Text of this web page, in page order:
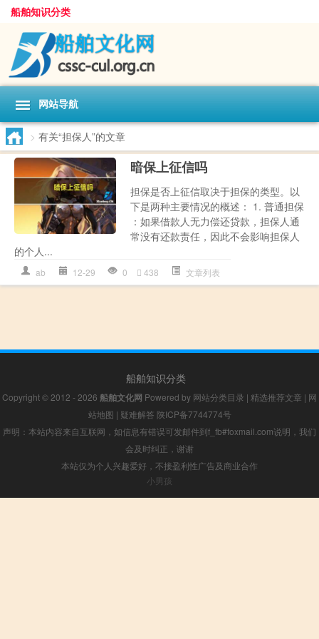
船舶知识分类
网站导航
> 有关“担保人”的文章
暗保上征信吗
担保是否上征信取决于担保的类型。以
下是两种主要情况的概述： 1. 普通担保
：如果借款人无力偿还贷款，担保人通
常没有还款责任，因此不会影响担保人
的个人...
ab 12-29 0 438 文章列表
船舶知识分类
Copyright © 2012 - 2026 船舶文化网 Powered by 网站分类目录 | 精选推荐文章 | 网
站地图 | 疑难解答 陕ICP备7744774号
声明：本站内容来自互联网，如信息有错误可发邮件到f_fb#foxmail.com说明，我们
会及时纠正，谢谢
本站仅为个人兴趣爱好，不接盈利性广告及商业合作
小男孩